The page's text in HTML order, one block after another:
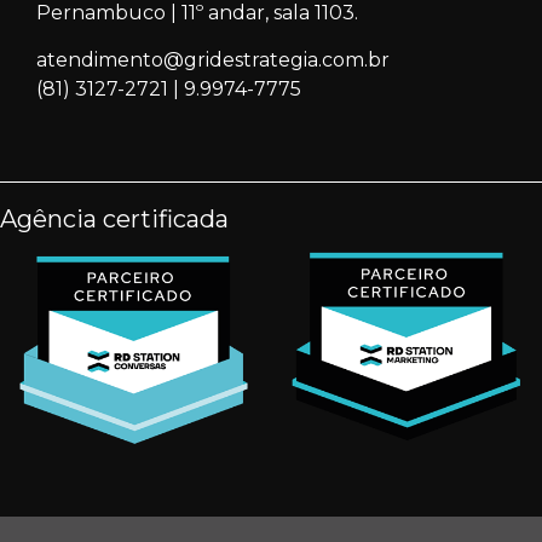
Pernambuco | 11º andar, sala 1103.
atendimento@gridestrategia.com.br
(81) 3127-2721
9.9974-7775
Agência certificada